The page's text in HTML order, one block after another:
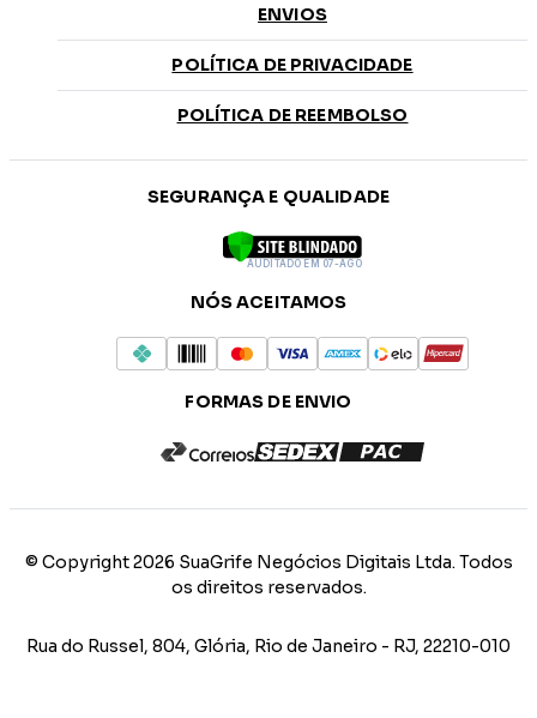
ENVIOS
POLÍTICA DE PRIVACIDADE
POLÍTICA DE REEMBOLSO
SEGURANÇA E QUALIDADE
AUDITADO EM 07-AGO
NÓS ACEITAMOS
FORMAS DE ENVIO
© Copyright 2026 SuaGrife Negócios Digitais Ltda. Todos
os direitos reservados.
Rua do Russel, 804, Glória, Rio de Janeiro - RJ, 22210-010